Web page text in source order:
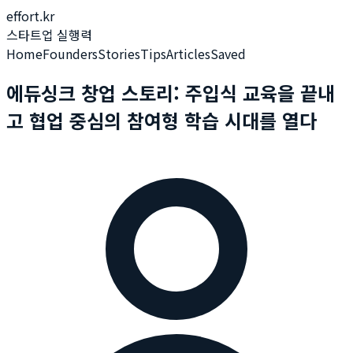
effort.kr
스타트업 실행력
HomeFoundersStoriesTipsArticlesSaved
에듀싱크 창업 스토리: 주입식 교육을 끝내
고 협업 중심의 참여형 학습 시대를 열다